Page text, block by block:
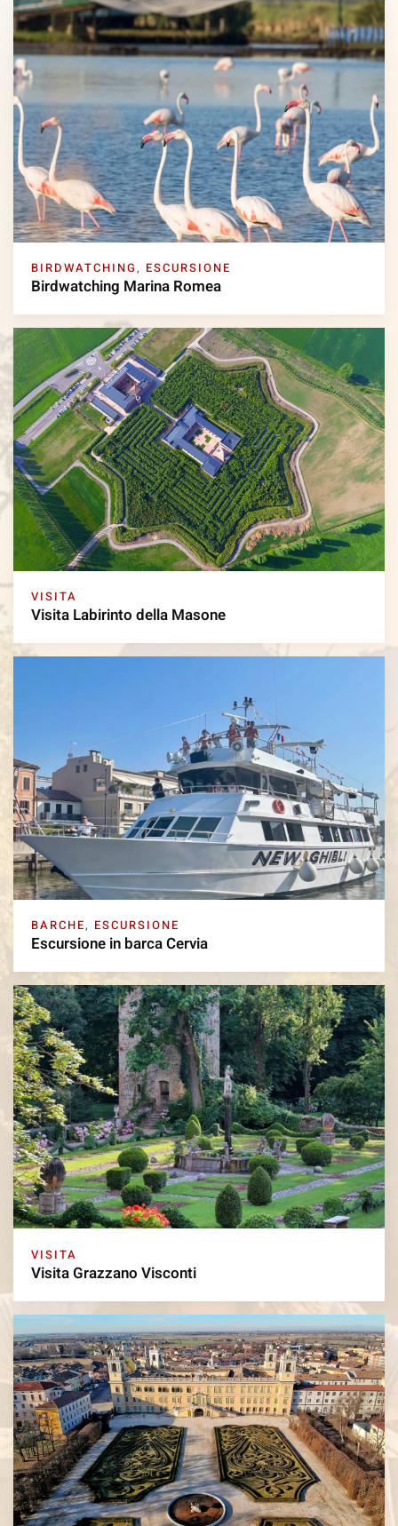
BIRDWATCHING, ESCURSIONE
Birdwatching Marina Romea
VISITA
Visita Labirinto della Masone
BARCHE, ESCURSIONE
Escursione in barca Cervia
VISITA
Visita Grazzano Visconti